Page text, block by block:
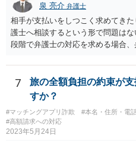
泉 亮介 弁護士
相手が支払いをしつこく求めてき
護士へ相談するという形で問題は
段階で弁護士の対応を求める場合
のかを考えておく必要があるでしょ
7
旅の全額負担の約束が
すか？
#マッチングアプリ詐欺 #本名・住所・電
#高額請求への対応
2023年5月24日